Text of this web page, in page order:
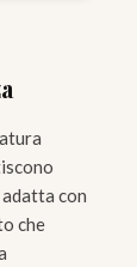
con
che